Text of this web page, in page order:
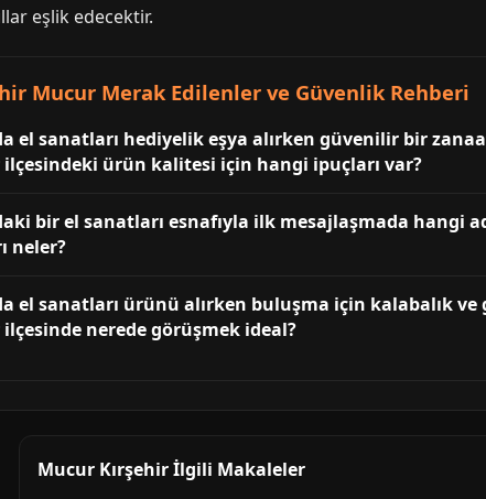
eşlik edecektir.
Mucur Merak Edilenler ve Güvenlik Rehberi
el sanatları hediyelik eşya alırken güvenilir bir
ilçesindeki ürün kalitesi için hangi ipuçları var?
bir el sanatları esnafıyla ilk mesajlaşmada hangi
neler?
el sanatları ürünü alırken buluşma için kalabalık
ilçesinde nerede görüşmek ideal?
Mucur Kırşehir İlgili Makaleler